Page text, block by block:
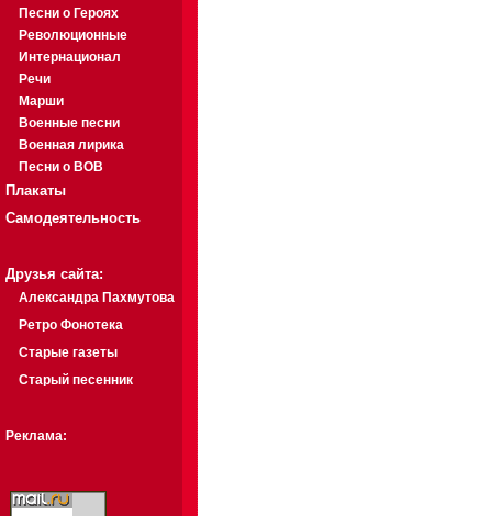
Песни о Героях
Революционные
Интернационал
Речи
Марши
Военные песни
Военная лирика
Песни о ВОВ
Плакаты
Самодеятельность
Друзья сайта:
Александра Пахмутова
Ретро Фонотека
Старые газеты
Старый песенник
Реклама: